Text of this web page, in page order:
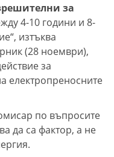
за
4-10 години и 8-
изтъква
(28 ноември),
за
електропреносните
по въпросите
да са фактор, а не